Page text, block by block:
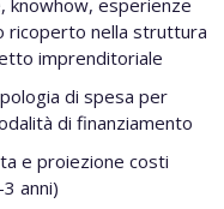
knowhow, esperienze
ricoperto nella struttura
imprenditoriale
di spesa per
di finanziamento
e proiezione costi
anni)